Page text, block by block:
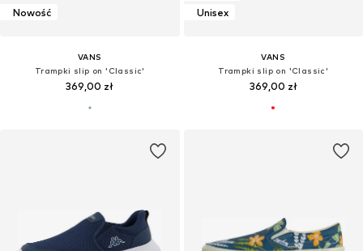
Nowość
VANS
Trampki slip on 'Classic'
369,00 zł
Unisex
VANS
Trampki slip on 'Classic'
369,00 zł